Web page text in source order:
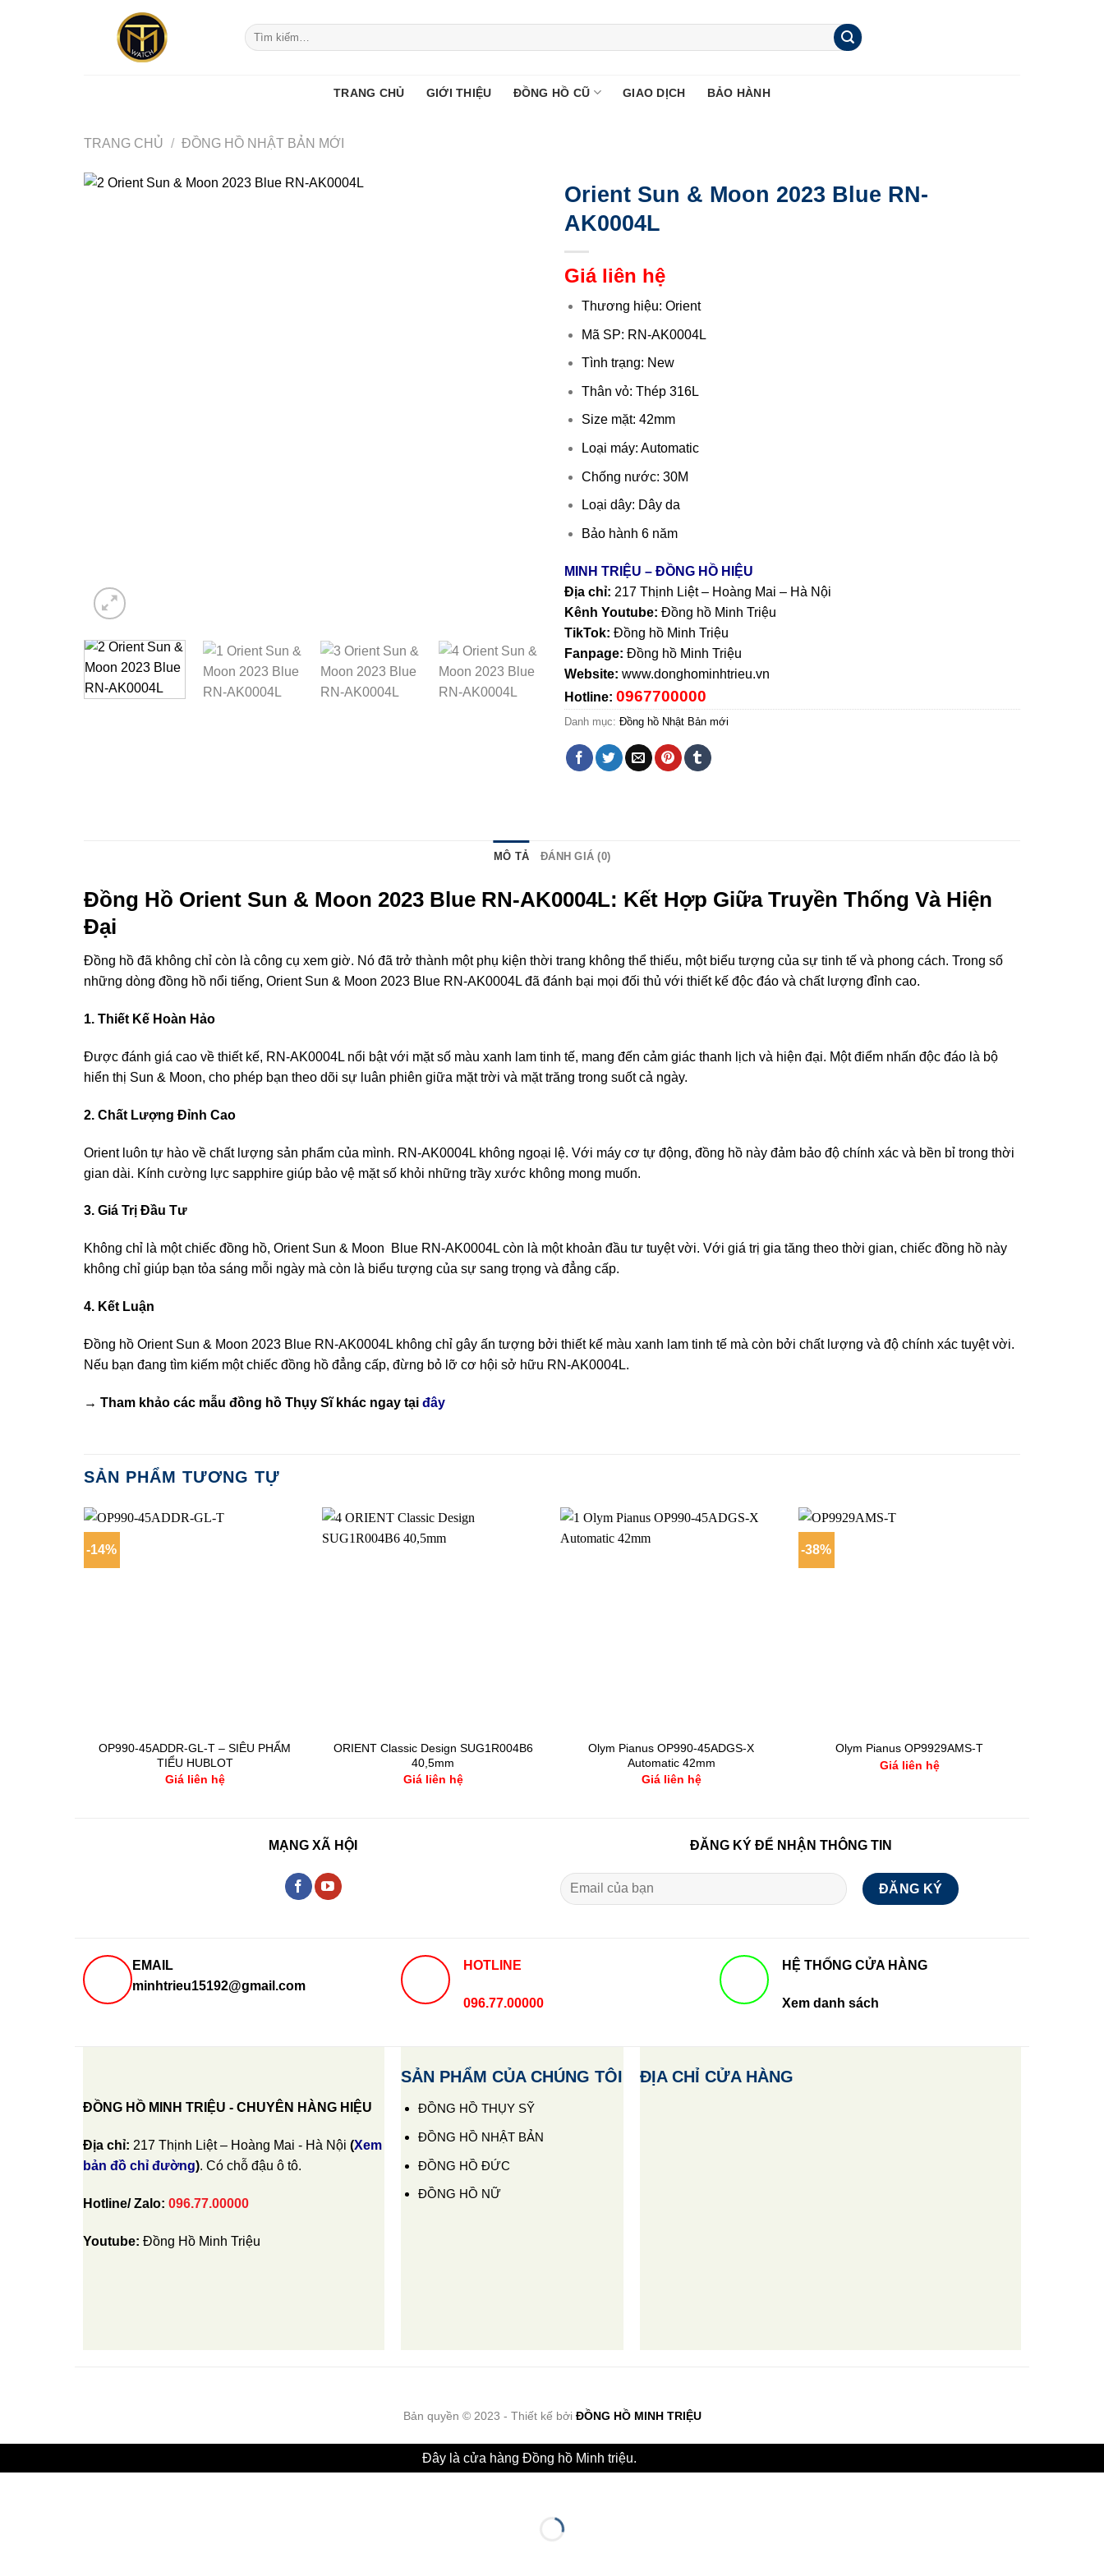
Tìm
kiếm:
TRANG CHỦ GIỚI THIỆU ĐỒNG HỒ CŨ GIAO DỊCH BẢO HÀNH
TRANG CHỦ / ĐỒNG HỒ NHẬT BẢN MỚI
Orient Sun & Moon 2023 Blue RN-
AK0004L
Giá liên hệ
Thương hiệu: Orient
Mã SP: RN-AK0004L
Tình trạng: New
Thân vỏ: Thép 316L
Size mặt: 42mm
Loại máy: Automatic
Chống nước: 30M
Loại dây: Dây da
Bảo hành 6 năm
MINH TRIỆU – ĐỒNG HỒ HIỆU
Địa chỉ: 217 Thịnh Liệt – Hoàng Mai – Hà Nội
Kênh Youtube: Đồng hồ Minh Triệu
TikTok: Đồng hồ Minh Triệu
Fanpage: Đồng hồ Minh Triệu
Website: www.donghominhtrieu.vn
Hotline: 0967700000
Danh mục: Đồng hồ Nhật Bản mới
MÔ TẢ ĐÁNH GIÁ (0)
Đồng Hồ Orient Sun & Moon 2023 Blue RN-AK0004L: Kết Hợp Giữa Truyền Thống Và Hiện
Đại
Đồng hồ đã không chỉ còn là công cụ xem giờ. Nó đã trở thành một phụ kiện thời trang không thể thiếu, một biểu tượng của sự tinh tế và phong cách. Trong số
những dòng đồng hồ nổi tiếng, Orient Sun & Moon 2023 Blue RN-AK0004L đã đánh bại mọi đối thủ với thiết kế độc đáo và chất lượng đỉnh cao.
1. Thiết Kế Hoàn Hảo
Được đánh giá cao về thiết kế, RN-AK0004L nổi bật với mặt số màu xanh lam tinh tế, mang đến cảm giác thanh lịch và hiện đại. Một điểm nhấn độc đáo là bộ
hiển thị Sun & Moon, cho phép bạn theo dõi sự luân phiên giữa mặt trời và mặt trăng trong suốt cả ngày.
2. Chất Lượng Đỉnh Cao
Orient luôn tự hào về chất lượng sản phẩm của mình. RN-AK0004L không ngoại lệ. Với máy cơ tự động, đồng hồ này đảm bảo độ chính xác và bền bỉ trong thời
gian dài. Kính cường lực sapphire giúp bảo vệ mặt số khỏi những trầy xước không mong muốn.
3. Giá Trị Đầu Tư
Không chỉ là một chiếc đồng hồ, Orient Sun & Moon Blue RN-AK0004L còn là một khoản đầu tư tuyệt vời. Với giá trị gia tăng theo thời gian, chiếc đồng hồ này
không chỉ giúp bạn tỏa sáng mỗi ngày mà còn là biểu tượng của sự sang trọng và đẳng cấp.
4. Kết Luận
Đồng hồ Orient Sun & Moon 2023 Blue RN-AK0004L không chỉ gây ấn tượng bởi thiết kế màu xanh lam tinh tế mà còn bởi chất lượng và độ chính xác tuyệt vời.
Nếu bạn đang tìm kiếm một chiếc đồng hồ đẳng cấp, đừng bỏ lỡ cơ hội sở hữu RN-AK0004L.
→ Tham khảo các mẫu đồng hồ Thụy Sĩkhác ngay tại đây
SẢN PHẨM TƯƠNG TỰ
-14%
OP990-45ADDR-GL-T – SIÊU PHẨM
TIỂU HUBLOT
Giá liên hệ
ORIENT Classic Design SUG1R004B6
40,5mm
Giá liên hệ
Olym Pianus OP990-45ADGS-X
Automatic 42mm
Giá liên hệ
-38%
Olym Pianus OP9929AMS-T
Giá liên hệ
MẠNG XÃ HỘI ĐĂNG KÝ ĐỂ NHẬN THÔNG TIN
EMAIL
minhtrieu15192@gmail.com
HOTLINE
096.77.00000
HỆ THỐNG CỬA HÀNG
Xem danh sách
ĐỒNG HỒ MINH TRIỆU - CHUYÊN HÀNG HIỆU
Địa chỉ: 217 Thịnh Liệt – Hoàng Mai - Hà Nội (Xem
bản đồ chỉ đường). Có chỗ đậu ô tô.
Hotline/ Zalo: 096.77.00000
Youtube: Đồng Hồ Minh Triệu
SẢN PHẨM CỦA CHÚNG TÔI
ĐỒNG HỒ THỤY SỸ
ĐỒNG HỒ NHẬT BẢN
ĐỒNG HỒ ĐỨC
ĐỒNG HỒ NỮ
ĐỊA CHỈ CỬA HÀNG
Bản quyền © 2023 - Thiết kế bởi ĐỒNG HỒ MINH TRIỆU
Đây là cửa hàng Đồng hồ Minh triệu.